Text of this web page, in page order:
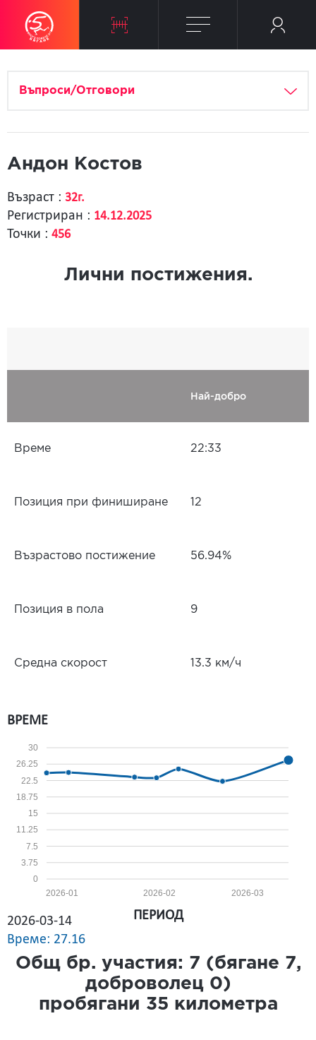
Въпроси/Отговори
Андон Костов
Възраст : 32г.
Регистриран : 14.12.2025
Точки : 456
Лични постижения.
Най-добро
Време 22:33
Позиция при финиширане 12
Възрастово постижение 56.94%
Позиция в пола 9
Средна скорост 13.3 км/ч
ВРЕМЕ
0
3.75
7.5
11.25
15
18.75
22.5
26.25
30
2026-03
2026-02
2026-01
2026-03-14
Време: 27.16
ПЕРИОД
Общ бр. участия: 7 (бягане 7,
доброволец 0)
пробягани 35 километра